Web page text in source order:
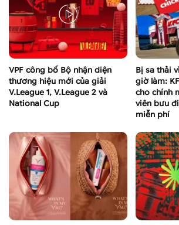
VPF công bố Bộ nhận diện
thương hiệu mới của giải
V.League 1, V.League 2 và
National Cup
Bị sa thải
giờ làm:
cho chính
viên bưu
miễn phí